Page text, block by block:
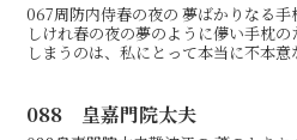
067周防内侍春の夜の 夢ばかりなる
しけれ春の夜の夢のように儚い手枕
しまうのは、私にとって本当に不本意
088 皇嘉門院太夫